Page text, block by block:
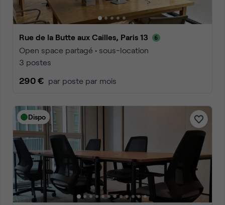
Rue de la Butte aux Cailles, Paris 13
Open space partagé • sous-location
3 postes
290 € par poste par mois
Dispo